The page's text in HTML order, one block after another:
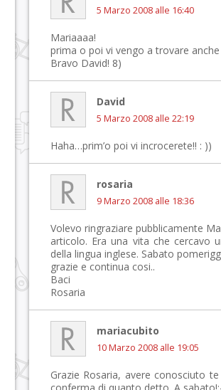
5 Marzo 2008 alle 16:40
Mariaaaa!
prima o poi vi vengo a trovare anche
Bravo David! 8)
David
5 Marzo 2008 alle 22:19
Haha…prim’o poi vi incrocerete!! : ))
rosaria
9 Marzo 2008 alle 18:36
Volevo ringraziare pubblicamente
articolo. Era una vita che cercavo
della lingua inglese. Sabato
grazie e continua cosi..
Baci
Rosaria
mariacubito
10 Marzo 2008 alle 19:05
Grazie Rosaria, avere conosciuto